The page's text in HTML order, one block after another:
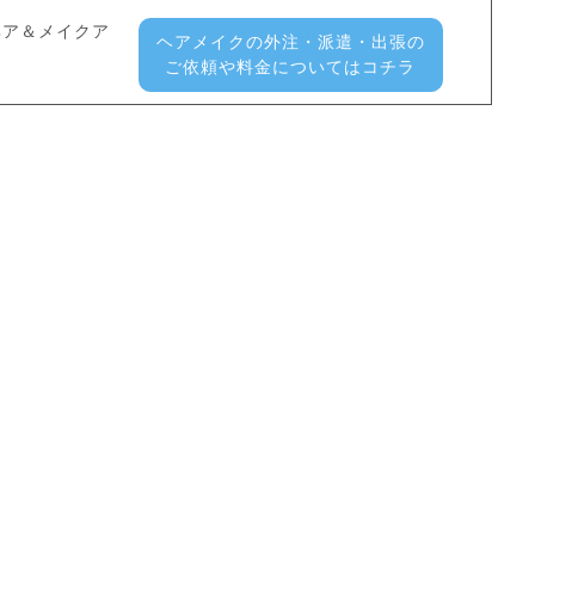
＆メイクア
ヘアメイクの外注・派遣・出張の
ご依頼や料金についてはコチラ